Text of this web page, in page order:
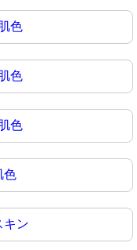
色
色
色
色
キン